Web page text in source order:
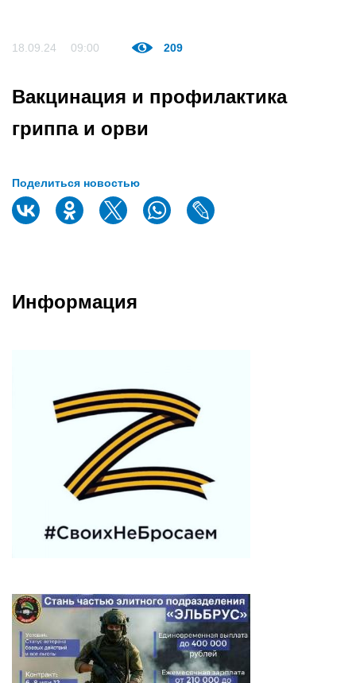
18.09.24 09:00 209
Вакцинация и профилактика
гриппа и орви
Поделиться новостью
Информация